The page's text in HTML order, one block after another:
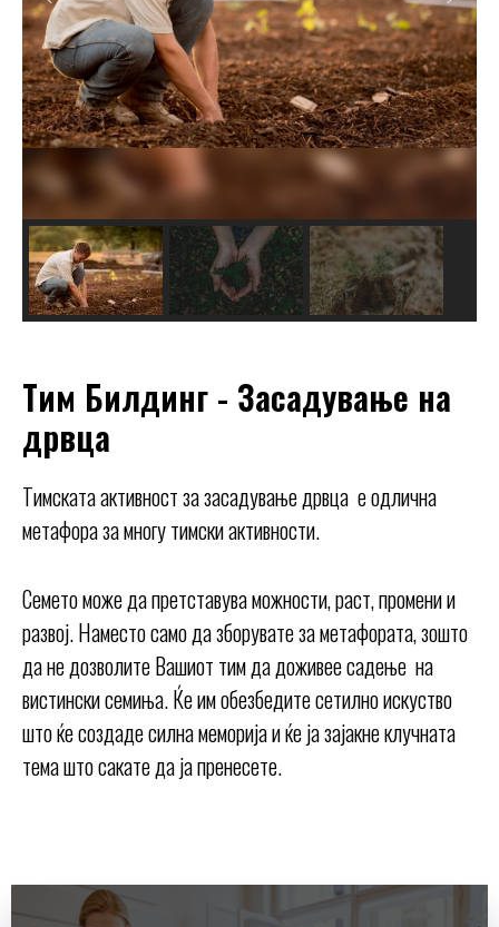
Тим Билдинг - Засадување на
дрвца
Тимската активност за засадување дрвца е одлична
метафора за многу тимски активности.
Семето може да претставува можности, раст, промени и
развој. Наместо само да зборувате за метафората, зошто
да не дозволите Вашиот тим да доживее садење на
вистински семиња. Ќе им обезбедите сетилно искуство
што ќе создаде силна меморија и ќе ја зајакне клучната
тема што сакате да ја пренесете.